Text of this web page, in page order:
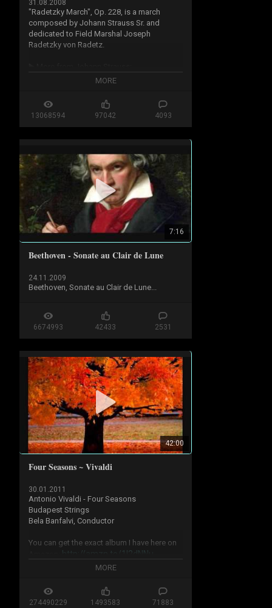
31.08.2008
"Radetzky March", Op. 228, is a march
composed by Johann Strauss Sr. and
dedicated to Field Marshal Joseph
Radetzky von Radetz.
https://youtube.com/playlist?list=P...
🔔 Subscribe to The Wicked North for the
#ClassicalMusic #JohannStrauss
MORE
13068594 97042 4093
7:16
Beethoven - Sonate au Clair de Lune
24.11.2009
Beethoven, Sonate au Clair de Lune...
6674993 42433 2531
42:00
Four Seasons ~ Vivaldi
30.01.2011
Antonio Vivaldi - Four Seasons
Budapest Strings
Bela Banfalvi, Conductor
You can get the exact album I have here on
http://amzn.to/1I2dNNu
Here are the times for the specific
movements:
MORE
274490229 1493583 71883